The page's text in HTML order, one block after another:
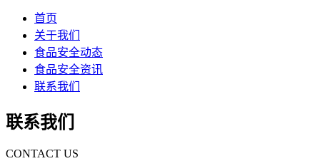
首页
关于我们
食品安全动态
食品安全资讯
联系我们
联系我们
CONTACT US